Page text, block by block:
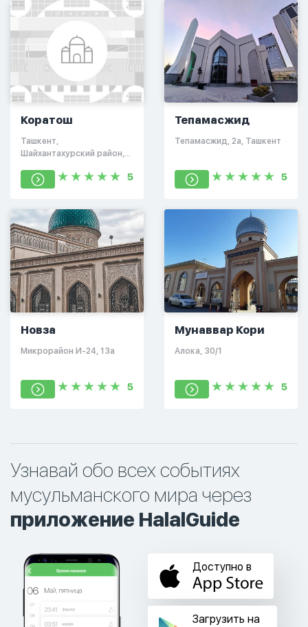
Коратош
Ташкент,
Шайхантахурский район,
5
Тепамасжид
​Тепамасжид, 2а​, Ташкент
5
Новза
​Микрорайон И-24, 13а​
5
Мунаввар Кори
​Алока, 30/1​
5
Узнавай обо всех событиях
мусульманского мира через
приложение HalalGuide
Доступно в
Загрузить на